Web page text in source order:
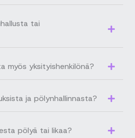
tai
myös yksityishenkilönä?
ja pölynhallinnasta?
pölyä tai likaa?